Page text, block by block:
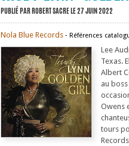
PUBLIÉ PARROBERT SACRELE 27 JUIN 2022
Nola Blue Records ‐ Références
Lee
Texas.
Albert
au
Owens
tours